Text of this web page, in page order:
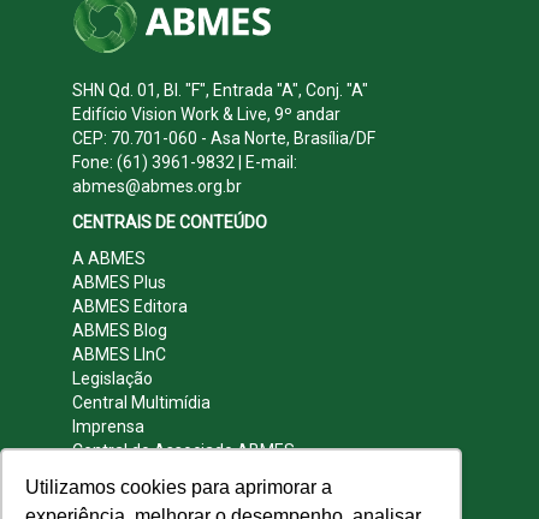
Utilizamos cookies para aprimorar a
SHN Qd. 01, Bl. "F", Entrada "A", Conj. "A"
Edifício Vision Work & Live, 9º andar
CEP: 70.701-060 - Asa Norte, Brasília/DF
Fone: (61) 3961-9832 | E-mail:
abmes@abmes.org.br
CENTRAIS DE CONTEÚDO
A ABMES
ABMES Plus
ABMES Editora
ABMES Blog
ABMES LInC
Legislação
Central Multimídia
Imprensa
Central do Associado ABMES
REDES SOCIAIS